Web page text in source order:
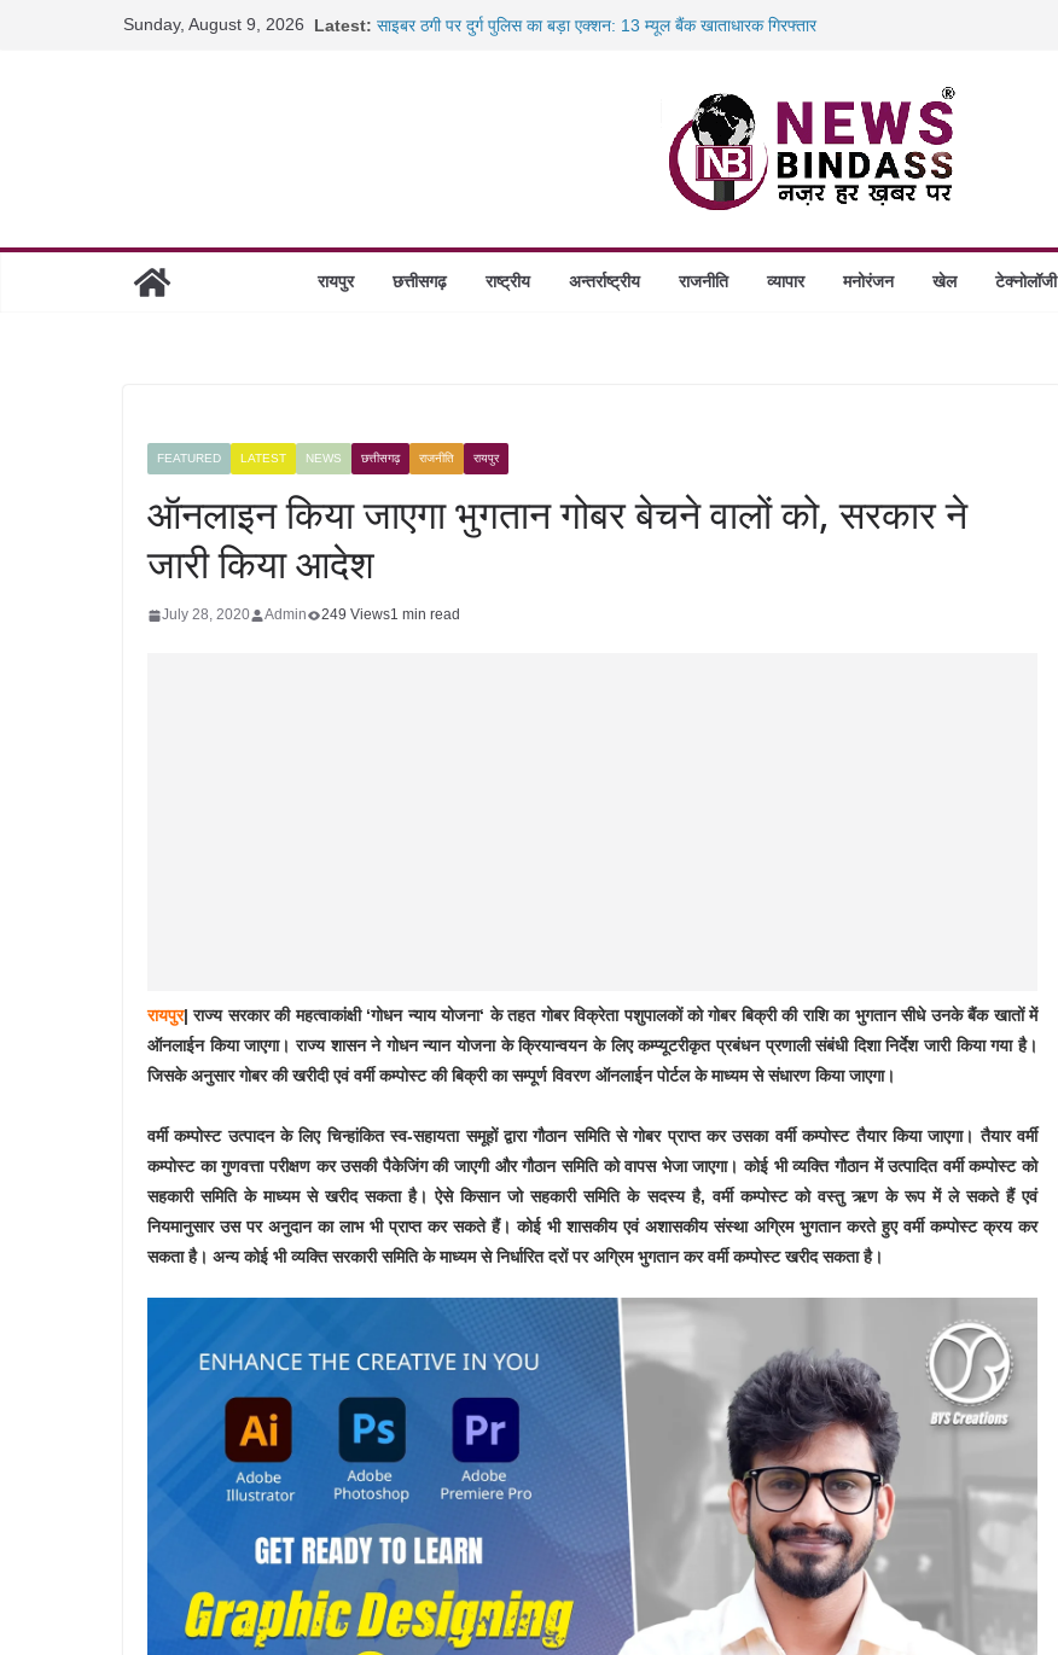
Sunday, August 9, 2026 Latest: साइबर ठगी पर दुर्ग पुलिस का बड़ा एक्शन: 13 म्यूल बैंक खाताधारक गिरफ्तार
रायपुर में कल्याण ज्वेलर्स में डकैती की साजिश नाकाम, दिल्ली-बिहार
छत्तीसगढ़ में 1460 गोधाम होंगे स्थापित, हर विकासखंड के 10 उत्कृष्ट गोठानों
रायपुर छत्तीसगढ़ राष्ट्रीय अन्तर्राष्ट्रीय राजनीति व्यापार मनोरंजन खेल टेक्नोलॉजी
FEATURED LATEST NEWS छत्तीसगढ़ राजनीति रायपुर
ऑनलाइन किया जाएगा भुगतान गोबर बेचने वालों को, सरकार ने
जारी किया आदेश
July 28, 2020 Admin 249 Views1 min read
रायपुर| राज्य सरकार की महत्वाकांक्षी ‘गोधन न्याय योजना‘ के तहत गोबर विक्रेता पशुपालकों को गोबर बिक्री की राशि का भुगतान सीधे उनके बैंक खातों में
ऑनलाईन किया जाएगा। राज्य शासन ने गोधन न्यान योजना के क्रियान्वयन के लिए कम्प्यूटरीकृत प्रबंधन प्रणाली संबंधी दिशा निर्देश जारी किया गया है।
जिसके अनुसार गोबर की खरीदी एवं वर्मी कम्पोस्ट की बिक्री का सम्पूर्ण विवरण ऑनलाईन पोर्टल के माध्यम से संधारण किया जाएगा।
वर्मी कम्पोस्ट उत्पादन के लिए चिन्हांकित स्व-सहायता समूहों द्वारा गौठान समिति से गोबर प्राप्त कर उसका वर्मी कम्पोस्ट तैयार किया जाएगा। तैयार वर्मी
कम्पोस्ट का गुणवत्ता परीक्षण कर उसकी पैकेजिंग की जाएगी और गौठान समिति को वापस भेजा जाएगा। कोई भी व्यक्ति गौठान में उत्पादित वर्मी कम्पोस्ट को
सहकारी समिति के माध्यम से खरीद सकता है। ऐसे किसान जो सहकारी समिति के सदस्य है, वर्मी कम्पोस्ट को वस्तु ऋण के रूप में ले सकते हैं एवं
नियमानुसार उस पर अनुदान का लाभ भी प्राप्त कर सकते हैं। कोई भी शासकीय एवं अशासकीय संस्था अग्रिम भुगतान करते हुए वर्मी कम्पोस्ट क्रय कर
सकता है। अन्य कोई भी व्यक्ति सरकारी समिति के माध्यम से निर्धारित दरों पर अग्रिम भुगतान कर वर्मी कम्पोस्ट खरीद सकता है।